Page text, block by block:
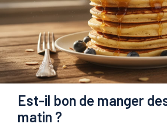
Est-il bon de manger
matin ?